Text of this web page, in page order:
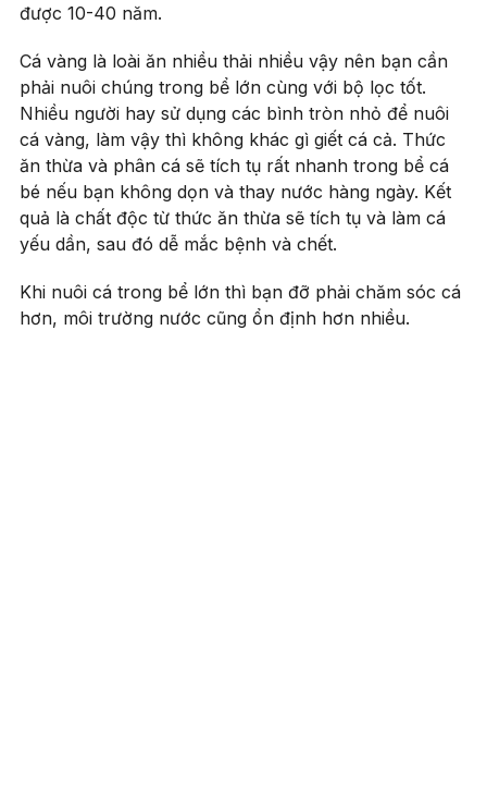
được 10-40 năm.
Cá vàng là loài ăn nhiều thải nhiều vậy nên bạn cần
phải nuôi chúng trong bể lớn cùng với bộ lọc tốt.
Nhiều người hay sử dụng các bình tròn nhỏ để nuôi
cá vàng, làm vậy thì không khác gì giết cá cả. Thức
ăn thừa và phân cá sẽ tích tụ rất nhanh trong bể cá
bé nếu bạn không dọn và thay nước hàng ngày. Kết
quả là chất độc từ thức ăn thừa sẽ tích tụ và làm cá
yếu dần, sau đó dễ mắc bệnh và chết.
Khi nuôi cá trong bể lớn thì bạn đỡ phải chăm sóc cá
hơn, môi trường nước cũng ổn định hơn nhiều.